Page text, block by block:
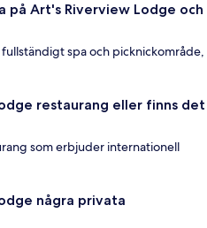
på Art's Riverview Lodge och
spa och picknickområde,
restaurang eller finns det
som erbjuder internationell
några privata